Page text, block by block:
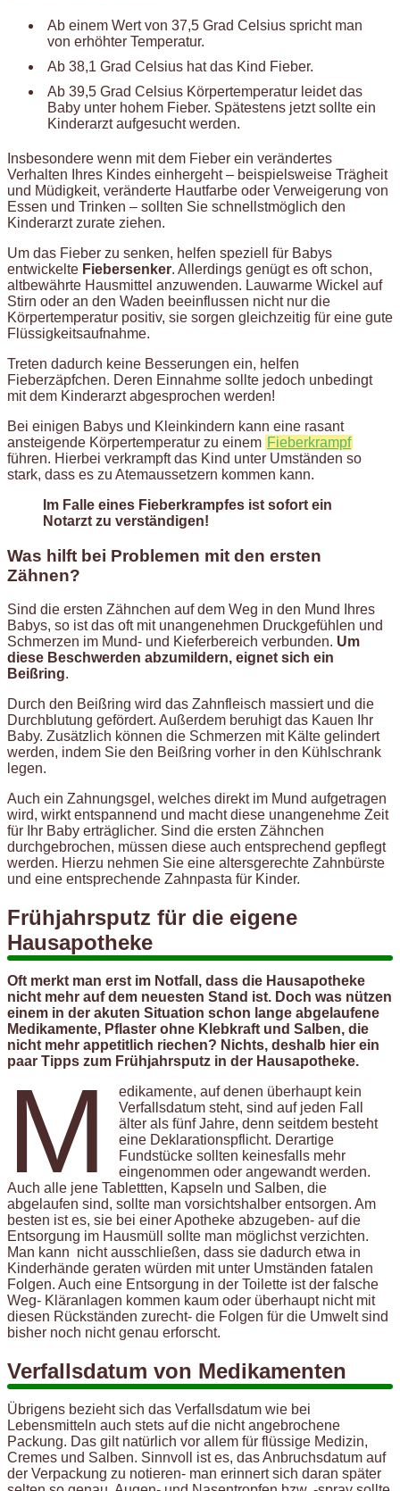
Ab einem Wert von 37,5 Grad Celsius spricht man
von erhöhter Temperatur.
Ab 38,1 Grad Celsius hat das Kind Fieber.
Ab 39,5 Grad Celsius Körpertemperatur leidet das
Baby unter hohem Fieber. Spätestens jetzt sollte ein
Kinderarzt aufgesucht werden.
Insbesondere wenn mit dem Fieber ein verändertes
Verhalten Ihres Kindes einhergeht – beispielsweise Trägheit
und Müdigkeit, veränderte Hautfarbe oder Verweigerung von
Essen und Trinken – sollten Sie schnellstmöglich den
Kinderarzt zurate ziehen.
Um das Fieber zu senken, helfen speziell für Babys
entwickelte Fiebersenker. Allerdings genügt es oft schon,
altbewährte Hausmittel anzuwenden. Lauwarme Wickel auf
Stirn oder an den Waden beeinflussen nicht nur die
Körpertemperatur positiv, sie sorgen gleichzeitig für eine gute
Flüssigkeitsaufnahme.
Treten dadurch keine Besserungen ein, helfen
Fieberzäpfchen. Deren Einnahme sollte jedoch unbedingt
mit dem Kinderarzt abgesprochen werden!
Bei einigen Babys und Kleinkindern kann eine rasant
ansteigende Körpertemperatur zu einem Fieberkrampf
führen. Hierbei verkrampft das Kind unter Umständen so
stark, dass es zu Atemaussetzern kommen kann.
Im Falle eines Fieberkrampfes ist sofort ein
Notarzt zu verständigen!
Was hilft bei Problemen mit den ersten
Zähnen?
Sind die ersten Zähnchen auf dem Weg in den Mund Ihres
Babys, so ist das oft mit unangenehmen Druckgefühlen und
Schmerzen im Mund- und Kieferbereich verbunden. Um
diese Beschwerden abzumildern, eignet sich ein
Beißring.
Durch den Beißring wird das Zahnfleisch massiert und die
Durchblutung gefördert. Außerdem beruhigt das Kauen Ihr
Baby. Zusätzlich können die Schmerzen mit Kälte gelindert
werden, indem Sie den Beißring vorher in den Kühlschrank
legen.
Auch ein Zahnungsgel, welches direkt im Mund aufgetragen
wird, wirkt entspannend und macht diese unangenehme Zeit
für Ihr Baby erträglicher. Sind die ersten Zähnchen
durchgebrochen, müssen diese auch entsprechend gepflegt
werden. Hierzu nehmen Sie eine altersgerechte Zahnbürste
und eine entsprechende Zahnpasta für Kinder.
Frühjahrsputz für die eigene
Hausapotheke
Oft merkt man erst im Notfall, dass die Hausapotheke
nicht mehr auf dem neuesten Stand ist. Doch was nützen
einem in der akuten Situation schon lange abgelaufene
Medikamente, Pflaster ohne Klebkraft und Salben, die
nicht mehr appetitlich riechen? Nichts, deshalb hier ein
paar Tipps zum Frühjahrsputz in der Hausapotheke.
M
edikamente, auf denen überhaupt kein
Verfallsdatum steht, sind auf jeden Fall
älter als fünf Jahre, denn seitdem besteht
eine Deklarationspflicht. Derartige
Fundstücke sollten keinesfalls mehr
eingenommen oder angewandt werden.
Auch alle jene Tablettten, Kapseln und Salben, die
abgelaufen sind, sollte man vorsichtshalber entsorgen. Am
besten ist es, sie bei einer Apotheke abzugeben- auf die
Entsorgung im Hausmüll sollte man möglichst verzichten.
Man kann nicht ausschließen, dass sie dadurch etwa in
Kinderhände geraten würden mit unter Umständen fatalen
Folgen. Auch eine Entsorgung in der Toilette ist der falsche
Weg- Kläranlagen kommen kaum oder überhaupt nicht mit
diesen Rückständen zurecht- die Folgen für die Umwelt sind
bisher noch nicht genau erforscht.
Verfallsdatum von Medikamenten
Übrigens bezieht sich das Verfallsdatum wie bei
Lebensmitteln auch stets auf die nicht angebrochene
Packung. Das gilt natürlich vor allem für flüssige Medizin,
Cremes und Salben. Sinnvoll ist es, das Anbruchsdatum auf
der Verpackung zu notieren- man erinnert sich daran später